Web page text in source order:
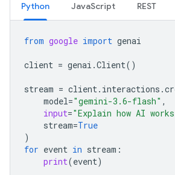
Python JavaScript REST
from google import genai
client = genai .Client()
stream = client. interactions .
model="gemini-3.6-flash" ,
input="Explain how AI
stream=True
)
for event in stream :
print(event)